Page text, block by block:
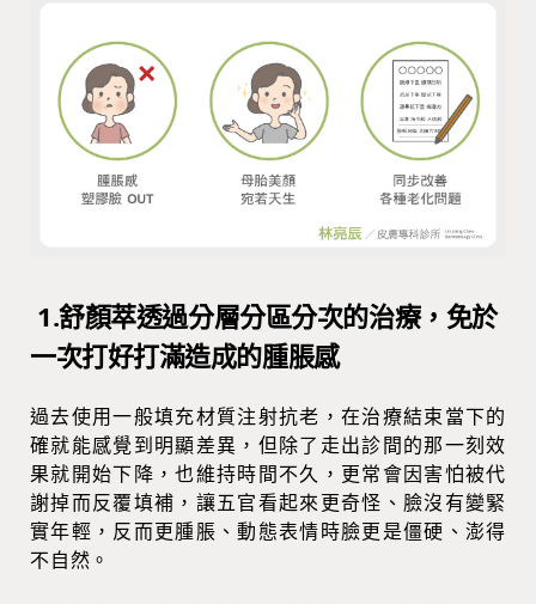
1.舒顏萃透過分層分區分次的治療，免於
一次打好打滿造成的腫脹感
過去使用一般填充材質注射抗老，在治療結束當下的
確就能感覺到明顯差異，但除了走出診間的那一刻效
果就開始下降，也維持時間不久，更常會因害怕被代
謝掉而反覆填補，讓五官看起來更奇怪、臉沒有變緊
實年輕，反而更腫脹、動態表情時臉更是僵硬、澎得
不自然。